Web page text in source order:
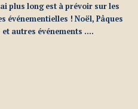
plus long est à prévoir sur les
événementielles ! Noël, Pâques
et autres événements ....